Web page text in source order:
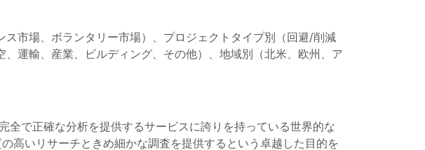
市場、ボランタリー市場）、プロジェクトタイプ別（回避/削減
運輸、産業、ビルディング、その他）、地域別（北米、欧州、ア
全で正確な分析を提供するサービスに誇りを持っている世界的な
高いリサーチときめ細かな調査を提供するという卓越した目的を